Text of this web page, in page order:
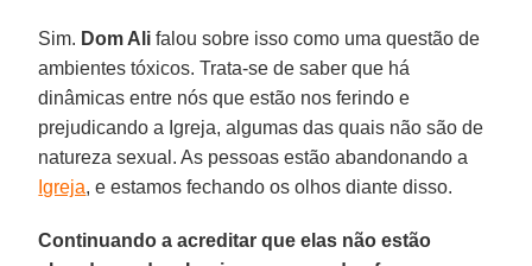
Sim. Dom Ali falou sobre isso como uma questão de
ambientes tóxicos. Trata-se de saber que há
dinâmicas entre nós que estão nos ferindo e
prejudicando a Igreja, algumas das quais não são de
natureza sexual. As pessoas estão abandonando a
Igreja, e estamos fechando os olhos diante disso.
Continuando a acreditar que elas não estão